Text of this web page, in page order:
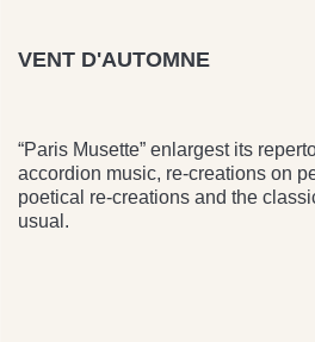
VENT D'AUTOMNE
“Paris Musette” enlargest its
accordion music, re-creations on
poetical re-creations and the
usual.